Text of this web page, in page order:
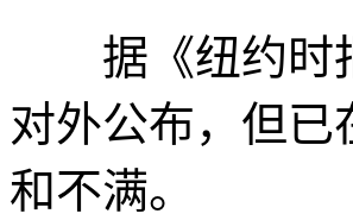
据《纽约时报
对外公布，但已
和不满。